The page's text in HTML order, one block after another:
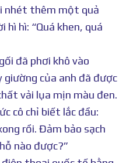
nhét thêm một quả
hì hì: “Quá khen, quá
đã phơi khô vào
của anh đã được
vải lụa mịn màu đen.
cô chỉ biết lắc đầu:
rồi. Đảm bảo sạch
nào được?”